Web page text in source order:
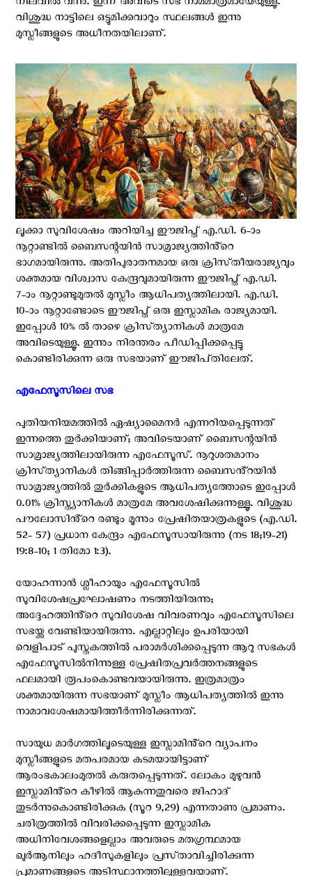
നിലവിൽ വന്നു. ഇന്ന് അവിടെ സഭ നാമമാത്രമായേയുള്ളു.
വിശുദ്ധ നാട്ടിലെ ഒട്ടുമിക്കവാറും സ്ഥലങ്ങൾ ഇന്നു
മുസ്ലീങ്ങളുടെ അധീനതയിലാണ്.
ലൂക്കാ സുവിശേഷം അറിയിച്ച ഈജിപ്ത‌് എ.ഡി. 6-ാം
നൂറ്റാണ്ടിൽ ബൈസന്റയിൻ സാമ്രാജ്യത്തിൻ്റെ
ഭാഗമായിരുന്നു. അതിപുരാതനമായ ഒരു ക്രിസ്‌തീയരാജ്യവും
ശക്തമായ വിശ്വാസ കേന്ദ്രവുമായിരുന്ന ഈജിപ്ത് എ.ഡി.
7-ാം നൂറ്റാണ്ടുമുതൽ മുസ്ലീം ആധിപത്യത്തിലായി. എ.ഡി.
10-ാം നൂറ്റാണ്ടോടെ ഈജിപ്ത് ഒരു ഇസ്ലാമിക രാജ്യമായി.
ഇപ്പോൾ 10% ൽ താഴെ ക്രിസ്‌ത്യാനികൾ മാത്രമേ
അവിടെയുള്ളൂ. ഇന്നും നിരന്തരം പീഡിപ്പിക്കപ്പെട്ടു
കൊണ്ടിരിക്കുന്ന ഒരു സഭയാണ് ഈജിപ്‌തിലേത്.
എഫേസൂസിലെ സഭ ‍
പുതിയനിയമത്തിൽ ഏഷ്യാമൈനർ എന്നറിയപ്പെടുന്നത്
ഇന്നത്തെ തുർക്കിയാണ്; അവിടെയാണ് ബൈസന്റയിൻ
സാമ്രാജ്യത്തിലായിരുന്ന എഫേസൂസ്. നൂറുശതമാനം
ക്രിസ്‌ത്യാനികൾ തിങ്ങിപ്പാർത്തിരുന്ന ബൈസൻ്റയിൻ
സാമ്രാജ്യത്തിൽ തുർക്കികളുടെ ആധിപത്യത്തോടെ ഇപ്പോൾ
0.01% ക്രിസ്ത്യാനികൾ മാത്രമേ അവശേഷിക്കുന്നുള്ളൂ. വിശുദ്ധ
പൗലോസിൻ്റെ രണ്ടും മൂന്നും പ്രേഷിതയാത്രകളുടെ (എ.ഡി.
52- 57) പ്രധാന കേന്ദ്രം എഫേസൂസായിരുന്നു (നട 18;19-21)
19:8-10; 1 തിമോ 1:3).
യോഹന്നാൻ ശ്ലീഹായും എഫേസൂസിൽ
സുവിശേഷപ്രഘോഷണം നടത്തിയിരുന്നു;
അദ്ദേഹത്തിൻ്റെ സുവിശേഷ വിവരണവും എഫേസൂസിലെ
സഭയ്ക്ക വേണ്ടിയായിരുന്നു. എല്ലാറ്റിലും ഉപരിയായി
വെളിപാട് പുസ്ത‌കത്തിൽ പരാമർശിക്കപ്പെടുന്ന ആറു സഭകൾ
എഫേസൂസിൽനിന്നുള്ള പ്രേഷിതപ്രവർത്തനങ്ങളുടെ
ഫലമായി രൂപംകൊണ്ടവയായിരുന്നു. ഇത്രമാത്രം
ശക്തമായിരുന്ന സഭയാണ് മുസ്ലീം ആധിപത്യത്തിൽ ഇന്നു
നാമാവശേഷമായിത്തീർന്നിരിക്കുന്നത്.
സായുധ മാർഗത്തിലൂടെയുള്ള ഇസ്ലാമിൻ്റെ വ്യാപനം
മുസ്ലീങ്ങളുടെ മതപരമായ കടമയായിട്ടാണ്
ആരംഭകാലംമുതൽ കരുതപ്പെടുന്നത്. ലോകം മുഴുവൻ
ഇസ്ലാമിൻ്റെ കീഴിൽ ആകുന്നതുവരെ ജിഹാദ്
തുടർന്നുകൊണ്ടിരിക്കുക (സൂറ 9,29) എന്നതാണു പ്രമാണം.
ചരിത്രത്തിൽ വിവരിക്കപ്പെടുന്ന ഇസ്ലാമിക
അധിനിവേശങ്ങളെല്ലാം അവരുടെ മതഗ്രന്ഥമായ
ഖുർആനിലും ഹദീസുകളിലും പ്രസ്‌താവിച്ചിരിക്കുന്ന